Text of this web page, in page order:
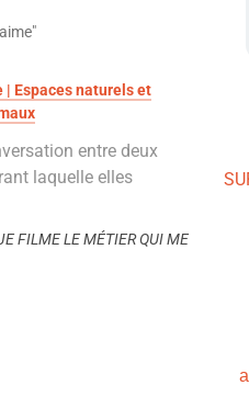
Espaces naturels et
entre deux
laquelle elles
FILME LE MÉTIER QUI ME